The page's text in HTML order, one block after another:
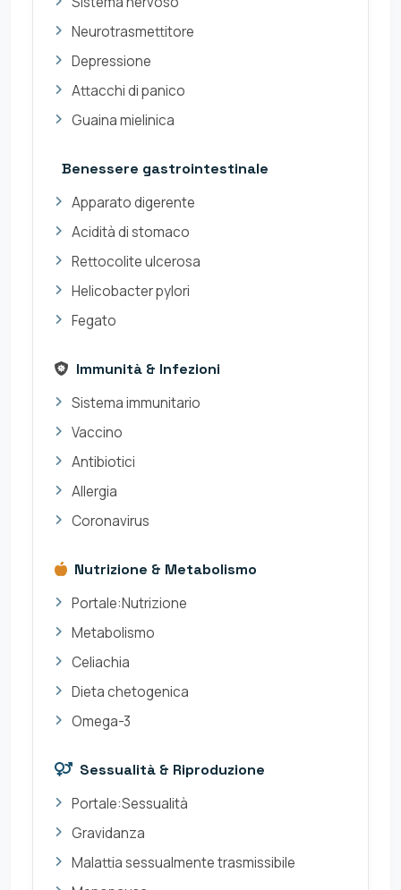
Neurotrasmettitore
Depressione
Attacchi di panico
Guaina mielinica
Benessere gastrointestinale
Apparato digerente
Acidità di stomaco
Rettocolite ulcerosa
Helicobacter pylori
Fegato
Immunità & Infezioni
Sistema immunitario
Vaccino
Antibiotici
Allergia
Coronavirus
Nutrizione & Metabolismo
Portale:Nutrizione
Metabolismo
Celiachia
Dieta chetogenica
Omega-3
Sessualità & Riproduzione
Portale:Sessualità
Gravidanza
Malattia sessualmente trasmissibile